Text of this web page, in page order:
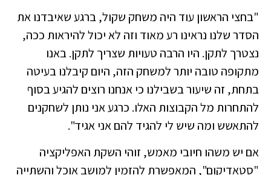
"בחצי הראשון עוד היה משחק שקול, ברגע שאיבדנו את
הסדר שלנו נראינו רע מאוד וזה לא יכול להיראות ככה,
נצטרך לתקן. היו הרבה טעויות שצריך לתקן. באנו
מתקופה טובה יותר למשחק הזה, היום קיבלנו בעיטה
בתחת, זה שיעור בשבילנו כי אנחנו רוצים להגיע בסוף
להתחרות מל הקבוצות האלו. כרגע אני נותן לשחקנים
להתאשש ומה שיש לי להגיד להם אני אגיד".
אם יש משהו חיובי מאמש, זוהי השקת האפליקציה
"סטאדיקום", המאפשרת להזמין למושב אוכל והשתייה